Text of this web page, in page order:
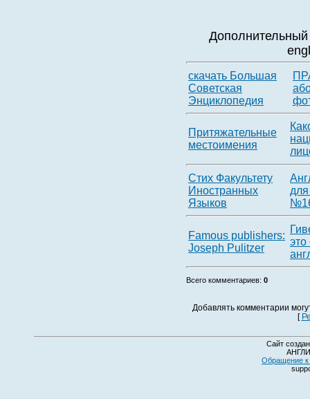
скачать Большая
Советская
Энциклопедия
Притяжательные
местоимения
Стих Факультету
Иностранных
Языков
Famous publishers:
Joseph Pulitzer
это
Всего комментариев: 0
Добавлять комментарии
[
Сайт
Обращение к